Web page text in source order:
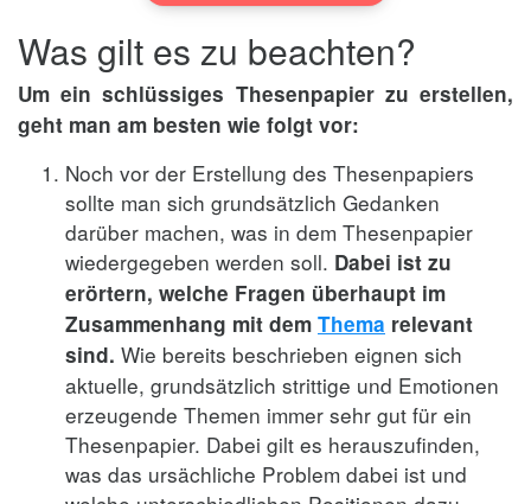
Was gilt es zu beachten?
Um ein schlüssiges Thesenpapier zu erstellen,
geht man am besten wie folgt vor:
Noch vor der Erstellung des Thesenpapiers
sollte man sich grundsätzlich Gedanken
darüber machen, was in dem Thesenpapier
wiedergegeben werden soll. Dabei ist zu
erörtern, welche Fragen überhaupt im
Zusammenhang mit dem Thema relevant
sind. Wie bereits beschrieben eignen sich
aktuelle, grundsätzlich strittige und Emotionen
erzeugende Themen immer sehr gut für ein
Thesenpapier. Dabei gilt es herauszufinden,
was das ursächliche Problem dabei ist und